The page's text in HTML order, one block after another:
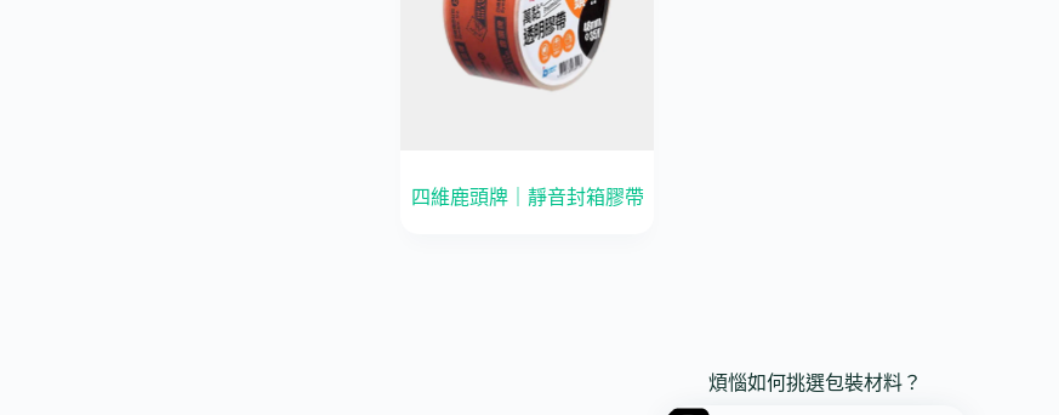
四維鹿頭牌｜靜音封箱膠帶
煩惱如何挑選包裝材料？